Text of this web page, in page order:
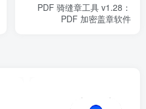
PDF 骑缝章工具 v1.28：
PDF 加密盖章软件